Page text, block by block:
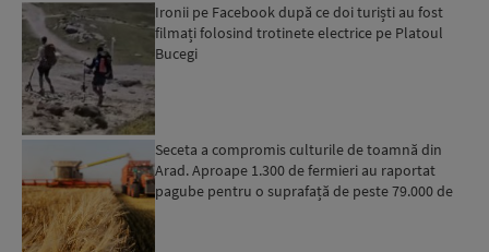
Ironii pe Facebook după ce doi turiști au fost
filmați folosind trotinete electrice pe Platoul
Bucegi
Seceta a compromis culturile de toamnă din
Arad. Aproape 1.300 de fermieri au raportat
pagube pentru o suprafață de peste 79.000 de